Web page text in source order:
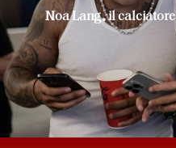
Noa Lang, il